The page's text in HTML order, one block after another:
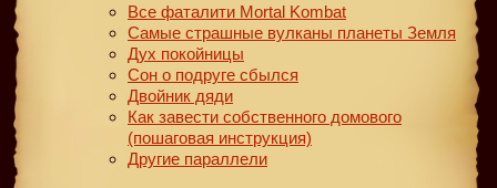
Все фаталити Mortal Kombat
Самые страшные вулканы планеты Земля
Дух покойницы
Сон о подруге сбылся
Двойник дяди
Как завести собственного домового
(пошаговая инструкция)
Другие параллели